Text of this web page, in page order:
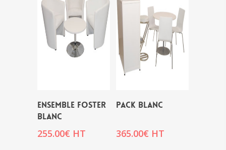
ENSEMBLE FOSTER
BLANC
255.00€ HT
PACK BLANC
365.00€ HT